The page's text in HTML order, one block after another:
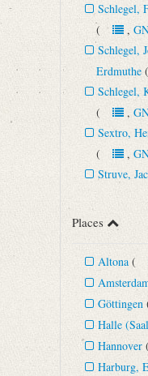
Schlegel,
(,
Schlegel,
Erdmuthe
Schlegel,
(,
Sextro,
(,
Struve,
Places
Altona
Göttingen
Halle
Hannover
Harburg,